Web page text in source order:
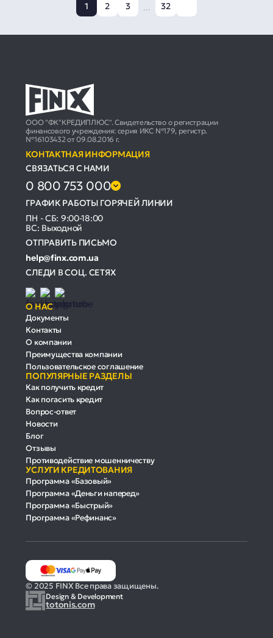
1 2 3 ... 32
ООО "ФК"КРЕДИПЛЮС". Свидетельство о регистрации
финансового учреждения: серия ИКС №179, регистр.
№16103432 от 09.08.2016 г.
КОНТАКТНАЯ ИНФОРМАЦИЯ
СВЯЗАТЬСЯ С НАМИ
0 800 753 000
ГРАФИК РАБОТЫ ГОРЯЧЕЙ ЛИНИИ
ПН - СБ: 9:00-18:00
ВС: Выходной
ОТПРАВИТЬ ПИСЬМО
help@finx.com.ua
СЛЕДИ В СОЦ. СЕТЯХ
О НАС
Документы
Контакты
О компании
Преимущества компании
Пользовательское соглашение
ПОПУЛЯРНЫЕ РАЗДЕЛЫ
Как получить кредит
Как погасить кредит
Вопрос-ответ
Новости
Блог
Отзывы
Противодействие мошенничеству
УСЛУГИ КРЕДИТОВАНИЯ
Программа «Базовый»
Программа «Деньги наперед»
Программа «Быстрый»
Программа «Рефинанс»
Design & Development
totonis.com
© 2025 FINX Все права защищены.